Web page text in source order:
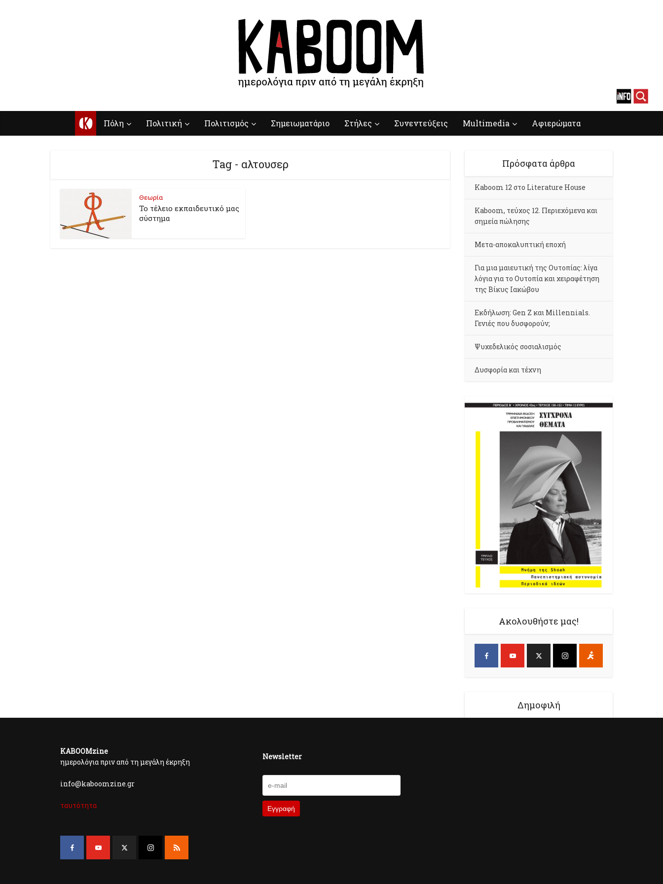
Κ Πόλη Πολιτική Πολιτισμός Σημειωματάριο Στήλες Συνεντεύξεις Multimedia Αφιερώματα
Tag - αλτουσερ
Θεωρία
Το τέλειο εκπαιδευτικό μας
σύστημα
Πρόσφατα άρθρα
Kaboom 12 στο Literature House
Kaboom, τεύχος 12. Περιεχόμενα και
σημεία πώλησης
Μετα-αποκαλυπτική εποχή
Για μια μαιευτική της Ουτοπίας: λίγα
λόγια για το Ουτοπία και χειραφέτηση
της Βίκυς Ιακώβου
Εκδήλωση: Gen Z και Millennials.
Γενιές που δυσφορούν;
Ψυχεδελικός σοσιαλισμός
Δυσφορία και τέχνη
Ακολουθήστε μας!
Δημοφιλή
KABOOMzine
ημερολόγια πριν από τη μεγάλη έκρηξη
info@kaboomzine.gr
ταυτότητα
Newsletter